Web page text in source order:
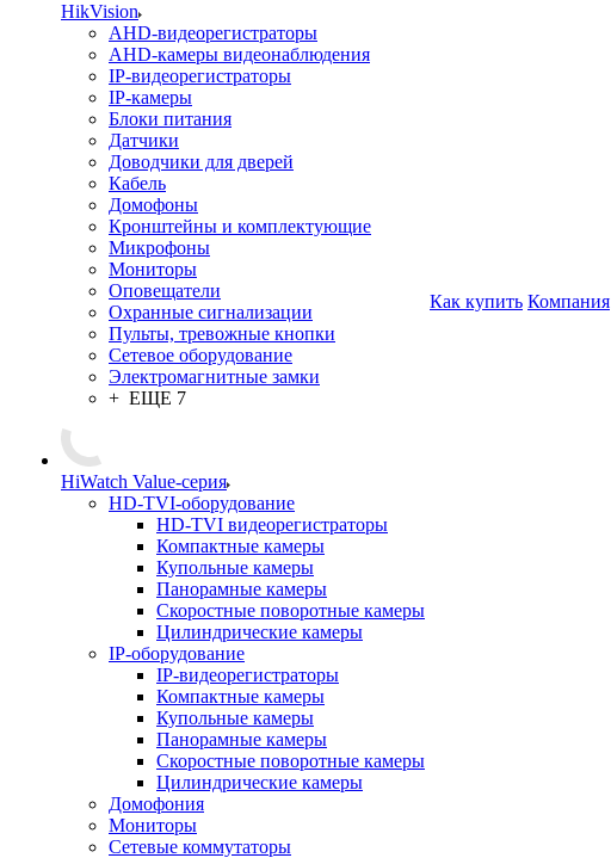
HikVision
AHD-видеорегистраторы
AHD-камеры видеонаблюдения
IP-видеорегистраторы
IP-камеры
Блоки питания
Датчики
Доводчики для дверей
Кабель
Домофоны
Кронштейны и комплектующие
Микрофоны
Мониторы
Оповещатели
Охранные сигнализации
Пульты, тревожные кнопки
Сетевое оборудование
Электромагнитные замки
+ ЕЩЕ 7
HiWatch Value-серия
HD-TVI-оборудование
HD-TVI видеорегистраторы
Компактные камеры
Купольные камеры
Панорамные камеры
Скоростные поворотные камеры
Цилиндрические камеры
IP-оборудование
IP-видеорегистраторы
Компактные камеры
Купольные камеры
Панорамные камеры
Скоростные поворотные камеры
Цилиндрические камеры
Домофония
Мониторы
Сетевые коммутаторы
Как купить Компания